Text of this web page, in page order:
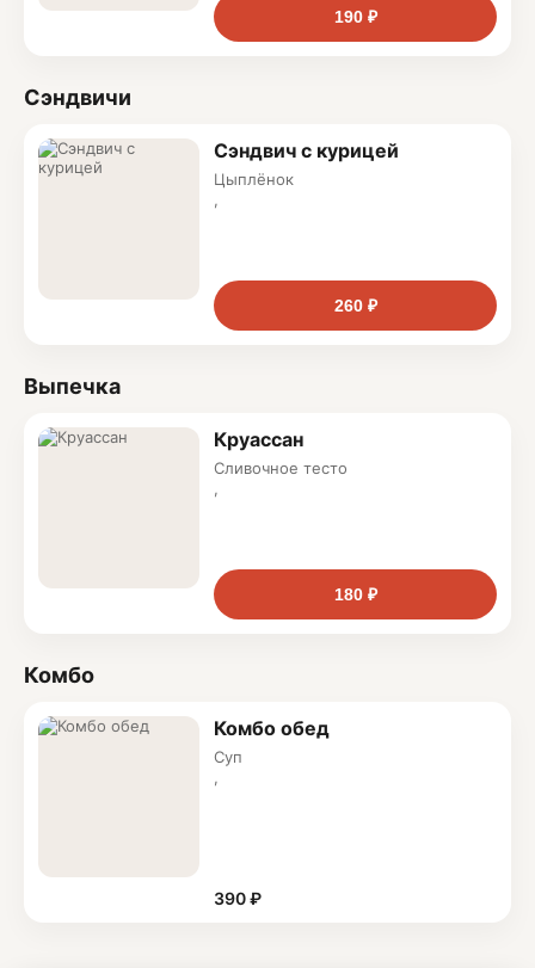
190 ₽
Сэндвичи
Сэндвич с курицей
Цыплёнок
,
260 ₽
Выпечка
Круассан
Сливочное тесто
,
180 ₽
Комбо
Комбо обед
Суп
,
390 ₽